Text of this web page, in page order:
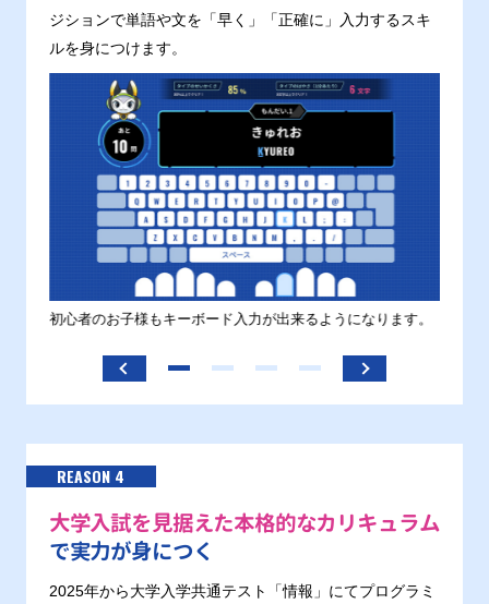
ジションで単語や文を「早く」「正確に」入力するスキ
ルを身につけます。
初心者のお子様もキーボード入力が出来るようになります。
REASON 4
大学入試を見据えた本格的なカリキュラム
で実力が身につく
2025年から大学入学共通テスト「情報」にてプログラミ